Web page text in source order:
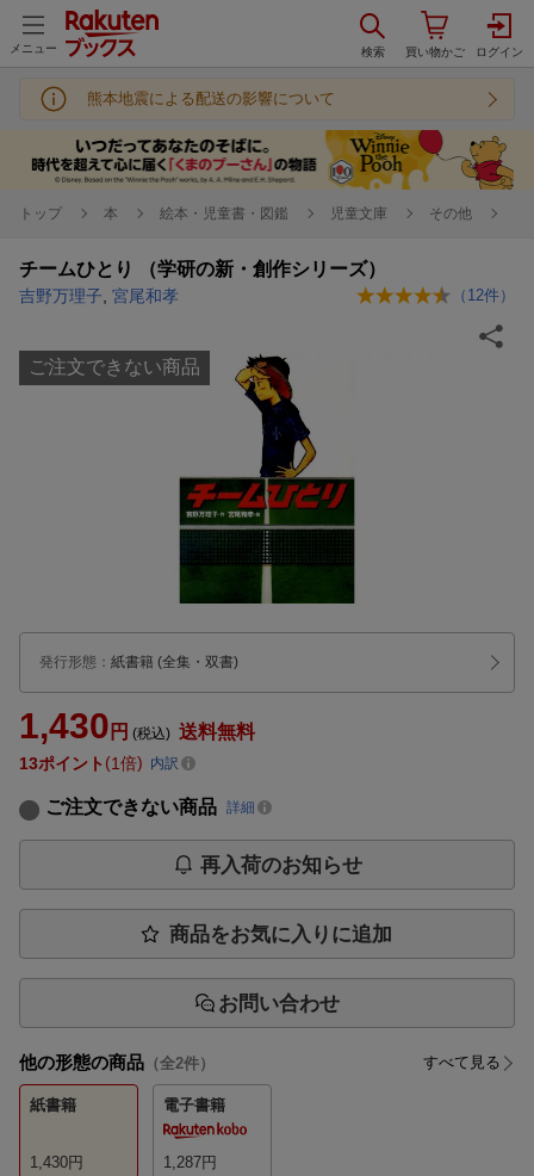
メニュー
熊本地震による配送の影響について
トップ 本 絵本・児童書・図鑑 児童文庫 その他
チームひとり （学研の新・創作シリーズ）
吉野万理子 宮尾和孝 （ 12件）
ご注文できない商品
発行形態 ： 紙書籍 (全集・双書)
1,430 円 (税込) 送料無料
13ポイント 1倍 内訳
ご注文できない商品 詳細
再入荷のお知らせ
商品をお気に入りに追加
お問い合わせ
他の形態の商品 （全2件） すべて見る
紙書籍
1,430円
電子書籍
1,287円